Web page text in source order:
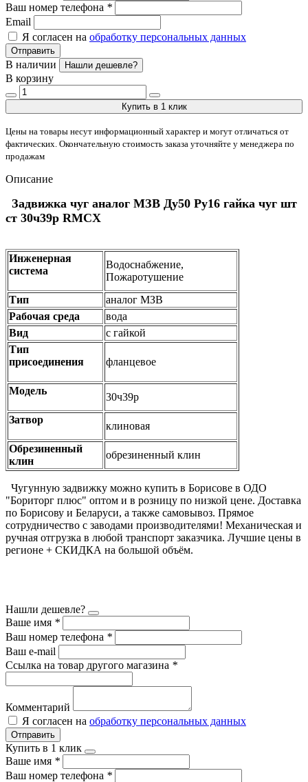
Ваш номер телефона *
Email
Я согласен на обработку персональных данных
Отправить
В наличии Нашли дешевле?
В корзину
Купить в 1 клик
Цены на товары несут информационный характер и могут отличаться от
фактических. Окончательную стоимость заказа уточняйте у менеджера по
продажам
Описание
Задвижка чуг аналог МЗВ Ду50 Ру16 гайка чуг шт
ст 30ч39р RMCX
Инженерная
система
Водоснабжение,
Пожаротушение
Тип
аналог МЗВ
Рабочая среда
вода
Вид
c гайкой
Тип
присоединения
фланцевое
Модель
30ч39р
Затвор
клиновая
Обрезиненный
клин
обрезиненный клин
Чугунную задвижку можно купить в Борисове в ОДО
"Бориторг плюс" оптом и в розницу по низкой цене. Доставка
по Борисову и Беларуси, а также самовывоз. Прямое
сотрудничество с заводами производителями! Механическая и
ручная отгрузка в любой транспорт заказчика. Лучшие цены в
регионе + СКИДКА на большой объём.
Нашли дешевле?
Ваше имя *
Ваш номер телефона *
Ваш e-mail
Ссылка на товар другого магазина *
Комментарий
Я согласен на обработку персональных данных
Отправить
Купить в 1 клик
Ваше имя *
Ваш номер телефона *